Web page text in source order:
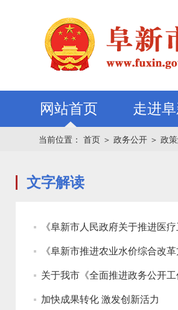
网站首页 走进
当前位置： 首页 ＞ 政务公开 ＞ 政
文字解读
《阜新市人民政府关于推进医
《阜新市推进农业水价综合改
关于我市《全面推进政务公开
加快成果转化 激发创新活力